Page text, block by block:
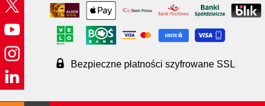
Bezpieczne płatności szyfrowane SSL